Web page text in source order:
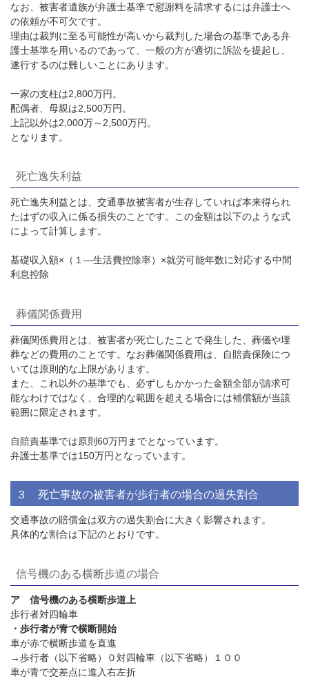
なお、被害者遺族が弁護士基準で慰謝料を請求するには弁護士へ
の依頼が不可欠です。
理由は裁判に至る可能性が高いから裁判した場合の基準である弁
護士基準を用いるのであって、一般の方が適切に訴訟を提起し、
遂行するのは難しいことにあります。
一家の支柱は2,800万円。
配偶者、母親は2,500万円。
上記以外は2,000万～ 2,500万円。
となります。
死亡逸失利益
死亡逸失利益とは、交通事故被害者が生存していれば本来得られ
たはずの収入に係る損失のことです。この金額は以下のような式
によって計算します。
基礎収入額×（１―生活費控除率）×就労可能年数に対応する中間
利息控除
葬儀関係費用
葬儀関係費用とは、被害者が死亡したことで発生した、葬儀や埋
葬などの費用のことです。なお葬儀関係費用は、自賠責保険につ
いては原則的な上限があります。
また、これ以外の基準でも、必ずしもかかった金額全部が請求可
能なわけではなく、合理的な範囲を超える場合には補償額が当該
範囲に限定されます。
自賠責基準では原則 60万円までとなっています。
弁護士基準では150万円となっています。
３ 死亡事故の被害者が歩行者の場合の過失割合
交通事故の賠償金は双方の過失割合に大きく影響されます。
具体的な割合は下記のとおりです。
信号機のある横断歩道の場合
ア 信号機のある横断歩道上
歩行者対四輪車
・歩行者が青で横断開始
車が赤で横断歩道を直進
→歩行者（以下省略）０対四輪車（以下省略）１００
車が青で交差点に進入右左折